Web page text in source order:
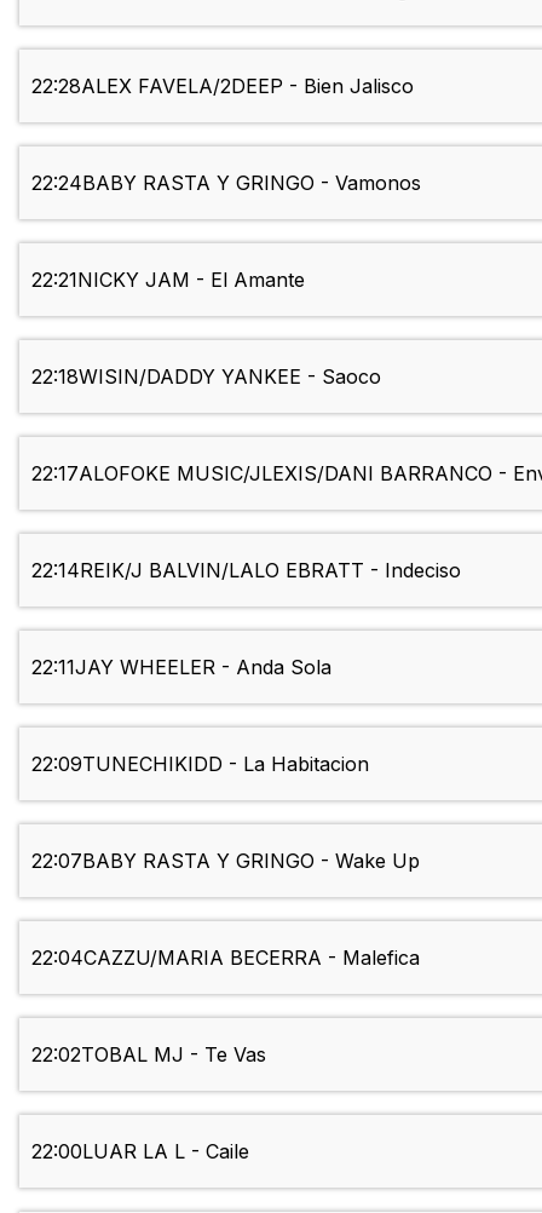
22:28ALEX FAVELA/2DEEP - Bien Jalisco
22:24BABY RASTA Y GRINGO - Vamonos
22:21NICKY JAM - El Amante
22:18WISIN/DADDY YANKEE - Saoco
22:17ALOFOKE MUSIC/JLEXIS/DANI BARRANCO -
22:14REIK/J BALVIN/LALO EBRATT - Indeciso
22:11JAY WHEELER - Anda Sola
22:09TUNECHIKIDD - La Habitacion
22:07BABY RASTA Y GRINGO - Wake Up
22:04CAZZU/MARIA BECERRA - Malefica
22:02TOBAL MJ - Te Vas
22:00LUAR LA L - Caile